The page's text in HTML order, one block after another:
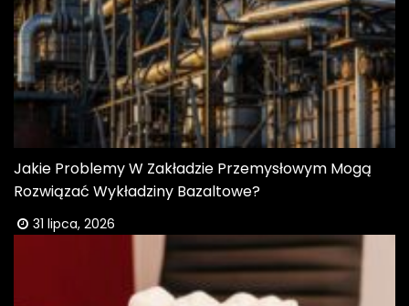
Jakie Problemy W Zakładzie Przemysłowym Mogą
Rozwiązać Wykładziny Bazaltowe?
31 lipca, 2026